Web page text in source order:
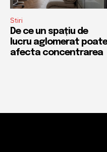
Stiri
De ce un spațiu de
lucru aglomerat poate
afecta concentrarea